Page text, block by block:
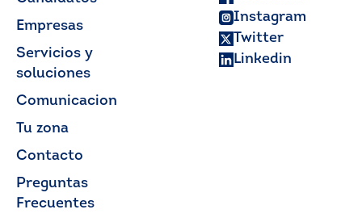
Empresas
Servicios y
soluciones
Comunicacion
Tu zona
Contacto
Preguntas
Frecuentes
Instagram
Twitter
Linkedin